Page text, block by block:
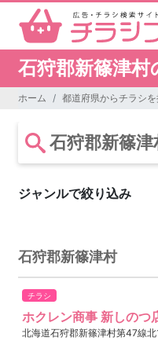
石狩郡新篠津村
ホーム 都道府県からチラシを
石狩郡新篠
ジャンルで絞り込み
石狩郡新篠津村
チラシ
ホクレン商事 新しのつ
北海道石狩郡新篠津村第47線北